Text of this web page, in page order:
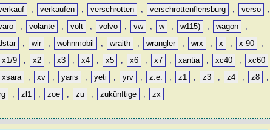
, verkaufen , verschrotten , verschrottenflensburg , verso
,
, volante , volt , volvo , vw , w , w115) , wagon
,
, wir , wohnmobil , wraith , wrangler , wrx , x , x-90
,
x1/9 , x2 , x3 , x4 , x5 , x6 , x7 , xantia , xc40 ,
xc60
xsara , xv , yaris , yeti , yrv , z.e. , z1 , z3 , z4 , z8
,
, zl1 , zoe , zu , zukünftige , zx